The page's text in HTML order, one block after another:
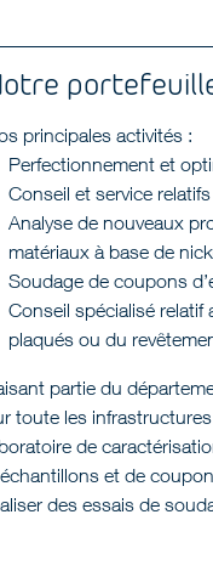
principales activités :
Perfectionnement et
Conseil et service
Analyse de nouveaux
matériaux à base de
Soudage de coupons
Conseil spécialisé
plaqués ou du
partie du
toute les
de
et de
des essais de